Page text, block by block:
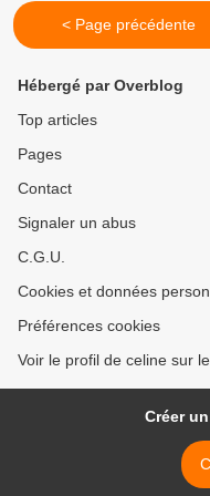
< Page précédente
Hébergé par Overblog
Top articles
Pages
Contact
Signaler un abus
C.G.U.
Cookies et données
Préférences cookies
Voir le profil de celine sur
Créer